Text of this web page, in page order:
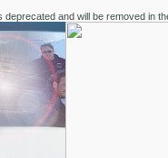
and will be removed in